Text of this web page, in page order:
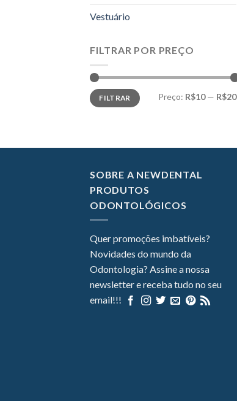
Vestuário
FILTRAR POR PREÇO
Preço
mínimo
Preço
máximo
FILTRAR Preço: R$10— R$20
SOBRE A NEWDENTAL
PRODUTOS
ODONTOLÓGICOS
Quer promoções imbatíveis?
Novidades do mundo da
Odontologia? Assine a nossa
newsletter e receba tudo no seu
email!!!